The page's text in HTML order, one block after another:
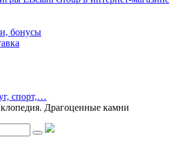
бонусы
спорт,…
Драгоценные камни